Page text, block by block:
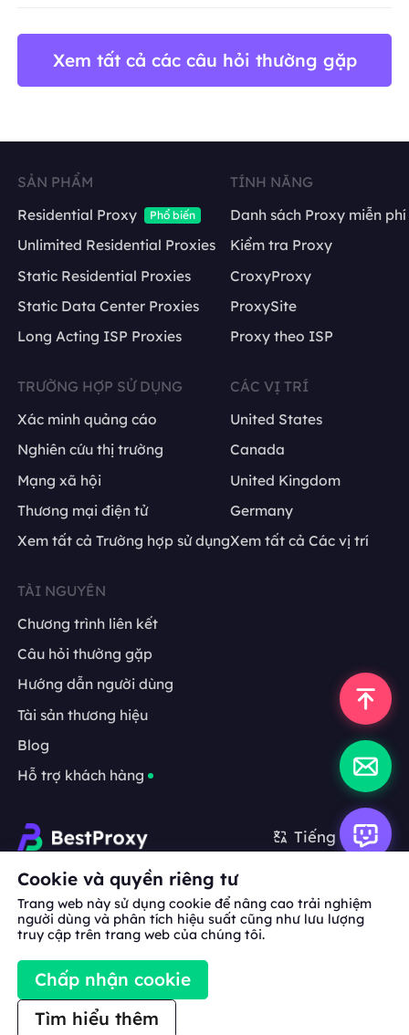
Xem tất cả các câu hỏi thường gặp
SẢN PHẨM
Residential Proxy
Phổ biến
Unlimited Residential Proxies
Static Residential Proxies
Static Data Center Proxies
Long Acting ISP Proxies
TÍNH NĂNG
Danh sách Proxy miễn phí
Kiểm tra Proxy
CroxyProxy
ProxySite
Proxy theo ISP
TRƯỜNG HỢP SỬ DỤNG
Xác minh quảng cáo
Nghiên cứu thị trường
Mạng xã hội
Thương mại điện tử
Xem tất cả Trường hợp sử dụng
CÁC VỊ TRÍ
United States
Canada
United Kingdom
Germany
Xem tất cả Các vị trí
TÀI NGUYÊN
Chương trình liên kết
Câu hỏi thường gặp
Hướng dẫn người dùng
Tài sản thương hiệu
Blog
Hỗ trợ khách hàng
Tiếng Việt
Hợp tác: michael.wang@bestproxy.com
Về
chúng
tôi
Tài sản
thương hiệu
dịch vụ
Cookie và quyền riêng tư
Trang web này sử dụng cookie để nâng cao trải nghiệm
người dùng và phân tích hiệu suất cũng như lưu lượng
truy cập trên trang web của chúng tôi.
Chấp nhận cookie
Tìm hiểu thêm